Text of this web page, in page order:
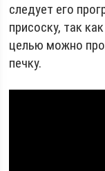
следует его
присоску, так
целью можно
печку.